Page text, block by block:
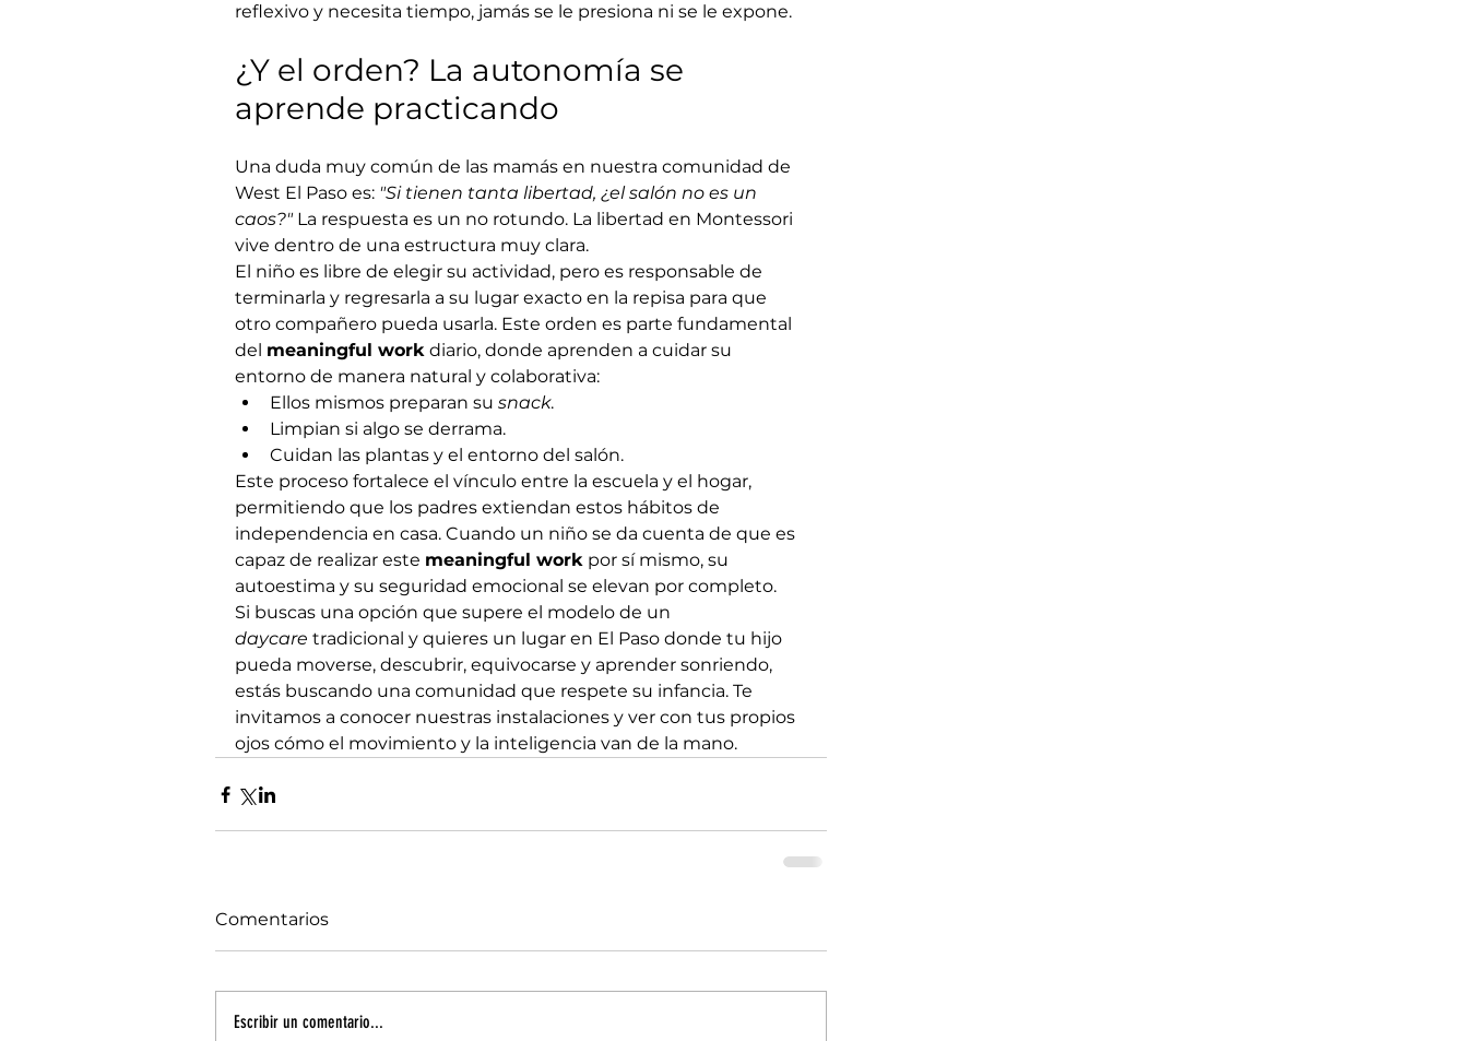
reflexivo y necesita tiempo, jamás se le presiona ni se le expone.
¿Y el orden? La autonomía se
aprende practicando
Una duda muy común de las mamás en nuestra comunidad de
West El Paso es: "Si tienen tanta libertad, ¿el salón no es un
caos?" La respuesta es un no rotundo. La libertad en Montessori
vive dentro de una estructura muy clara.
El niño es libre de elegir su actividad, pero es responsable de
terminarla y regresarla a su lugar exacto en la repisa para que
otro compañero pueda usarla. Este orden es parte fundamental
del meaningful work diario, donde aprenden a cuidar su
entorno de manera natural y colaborativa:
Ellos mismos preparan su snack.
Limpian si algo se derrama.
Cuidan las plantas y el entorno del salón.
Este proceso fortalece el vínculo entre la escuela y el hogar,
permitiendo que los padres extiendan estos hábitos de
independencia en casa. Cuando un niño se da cuenta de que es
capaz de realizar este meaningful work por sí mismo, su
autoestima y su seguridad emocional se elevan por completo.
Si buscas una opción que supere el modelo de un
daycare tradicional y quieres un lugar en El Paso donde tu hijo
pueda moverse, descubrir, equivocarse y aprender sonriendo,
estás buscando una comunidad que respete su infancia. Te
invitamos a conocer nuestras instalaciones y ver con tus propios
ojos cómo el movimiento y la inteligencia van de la mano.
Comentarios
Escribir un comentario...